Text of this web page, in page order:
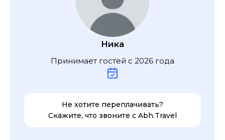
Ника
Принимает гостей с 2026 года
Не хотите переплачивать?
Скажите, что звоните с Abh.Travel